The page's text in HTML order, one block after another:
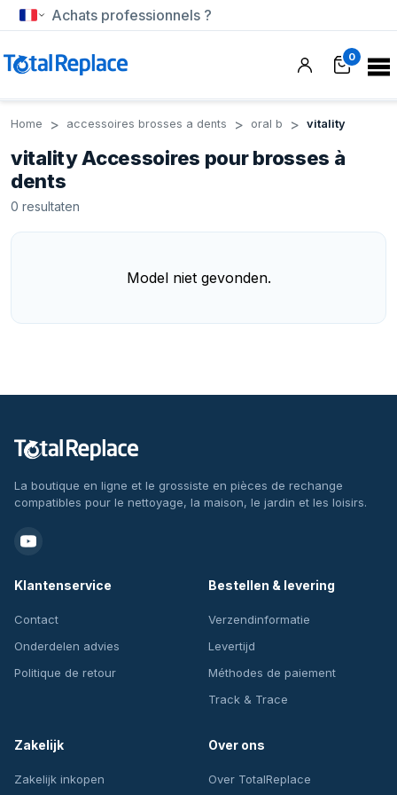
Achats professionnels ?
0
Home accessoires brosses a dents oral b vitality
vitality Accessoires pour brosses à
dents
0 resultaten
Model niet gevonden.
La boutique en ligne et le grossiste en pièces de rechange
compatibles pour le nettoyage, la maison, le jardin et les loisirs.
Klantenservice
Contact
Onderdelen advies
Politique de retour
Bestellen & levering
Verzendinformatie
Levertijd
Méthodes de paiement
Track & Trace
Zakelijk
Zakelijk inkopen
Over ons
Over TotalReplace